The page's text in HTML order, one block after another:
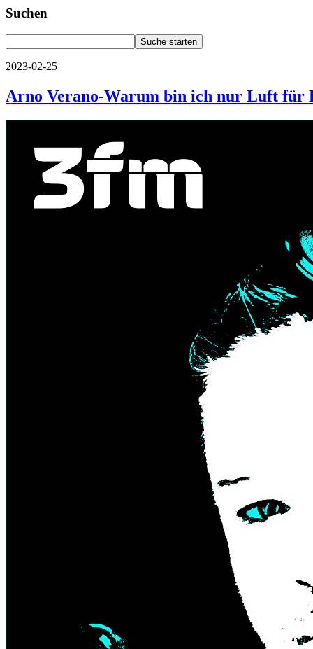
Suchen
2023-02-25
Arno Verano-Warum bin ich nur Luft für